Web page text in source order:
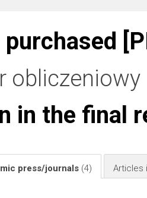
obliczeniowy
in the final
press/journals (4) Articles